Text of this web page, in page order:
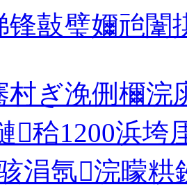
锋敼璧嬭兘
村ぎ浼侀檷浣
秴1200浜垮
涓氬浣曚